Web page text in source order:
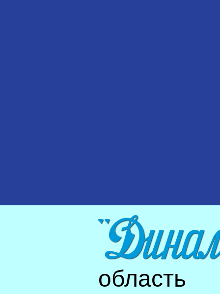
область